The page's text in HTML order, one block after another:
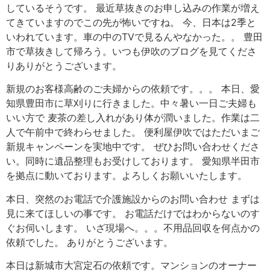
しているそうです。 最近草抜きのお申し込みの作業が増え
てきていますのでこの先が怖いですね。 今、日本は2季と
いわれています。車の中のTVで見るんやなかった。。 豊田
市で草抜きして帰ろう。いつも伊吹のブログを見てくださ
りありがとうございます。
新規のお客様高齢のご夫婦からの依頼です。。。 本日、愛
知県豊田市に草刈りに行きました。中々暑い一日ご夫婦も
いい方で 麦茶の差し入れがあり体が潤いました。作業は二
人で午前中で終わらせました。 便利屋伊吹ではただいまご
新規キャンペーンを実地中です。 ぜひお問い合わせくださ
い。同時に遺品整理もお受けしております。 愛知県半田市
を拠点に動いております。よろしくお願いいたします。
本日、突然のお電話で介護施設からのお問い合わせ まずは
見に来てほしいの事です。 お電話だけではわからないのす
ぐお伺いします。 いざ現場へ。。。不用品回収を何点かの
依頼でした。 ありがとうございます。
本日は新城市大宮定石の依頼です。マンションのオーナー